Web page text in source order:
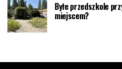
Byłe przedszkole
miejscem?